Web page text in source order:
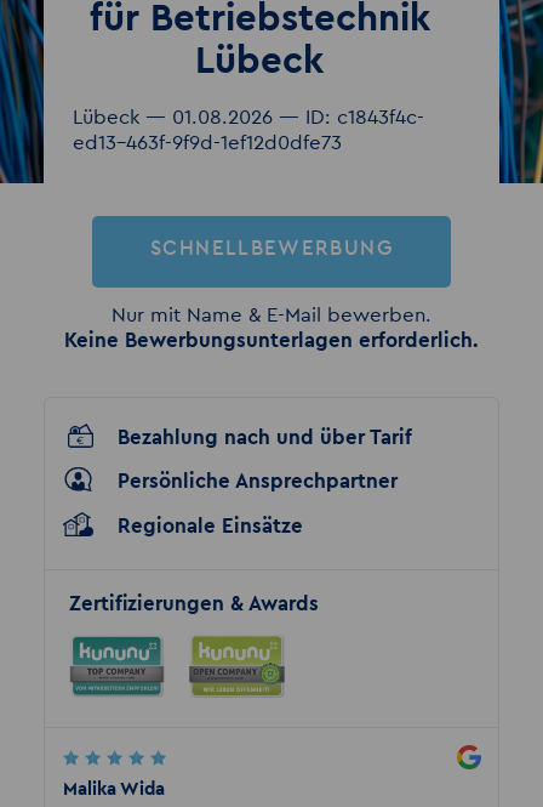
für Betriebstechnik
Lübeck
Lübeck — 01.08.2026 — ID: c1843f4c-
ed13-463f-9f9d-1ef12d0dfe73
SCHNELLBEWERBUNG
Nur mit Name & E-Mail bewerben.
Keine Bewerbungsunterlagen erforderlich.
Bezahlung nach und über Tarif
Persönliche Ansprechpartner
Regionale Einsätze
Zertifizierungen & Awards
Malika Wida